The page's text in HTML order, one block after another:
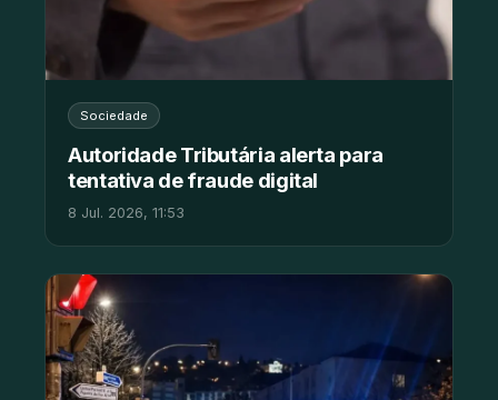
Sociedade
Autoridade Tributária alerta para
tentativa de fraude digital
8 Jul. 2026, 11:53